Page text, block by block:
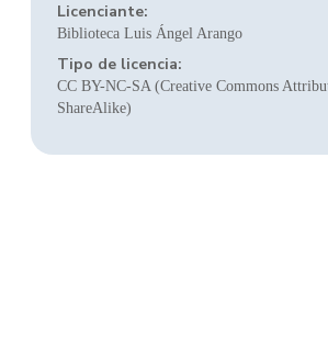
Licenciante:
Biblioteca Luis Ángel Arango
Tipo de licencia:
CC BY-NC-SA (Creative Commons
ShareAlike)